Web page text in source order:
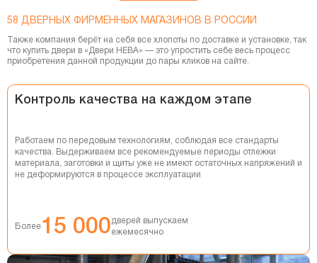
СМАРТ-СИСТЕМЫ
ФУРНИТУРА
ПЕРЕГОРОДКИ
ПЛИНТУСЫ
58 ДВЕРНЫХ ФИРМЕННЫХ МАГАЗИНОВ В РОССИИ
Также компания берёт на себя все хлопоты по доставке и установке, так
что купить двери в «Двери НЕВА» — это упростить себе весь процесс
приобретения данной продукции до пары кликов на сайте.
Контроль качества на каждом этапе
Работаем по передовым технологиям, соблюдая все стандарты
качества. Выдерживаем все рекомендуемые периоды отлежки
материала, заготовки и щиты уже не имеют остаточных напряжений и
не деформируются в процессе эксплуатации
Более15 000дверей выпускаем
ежемесячно